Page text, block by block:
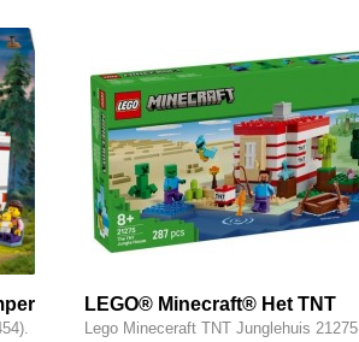
LEGO® Minecraft® Het TNT
Junglehuis- 21275
Lego Mineceraft TNT Junglehuis 21275